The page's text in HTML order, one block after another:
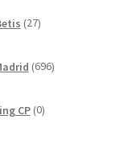
27izdelkov
696izdelkov
CP 0izdelkov